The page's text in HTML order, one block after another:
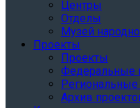
Центры
Отделы
Музей
Проекты
Проекты
Федеральные
Архив